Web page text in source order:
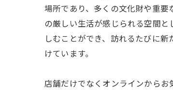
場所であり、多くの文化財や重
の厳しい生活が感じられる空間
しむことができ、訪れるたびに
けています。
店舗だけでなくオンラインからお